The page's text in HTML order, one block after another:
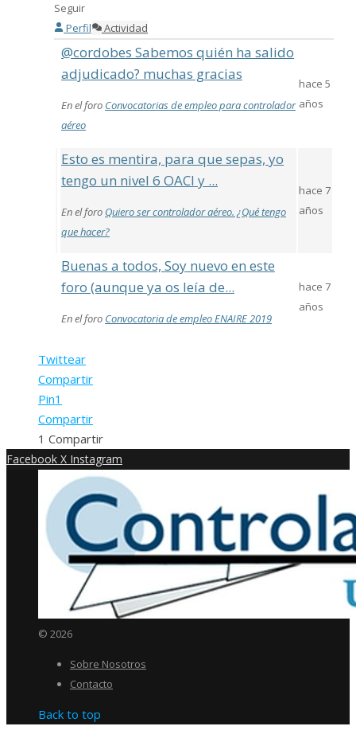
Seguir
Perfil
Actividad
@cordobes Sabemos quién ha salido
adjudicado? muchas gracias
En el foro Convocatorias de empleo para controlador
aéreo
hace 5
años
Esto es mentira, para que sepas, yo
tengo un nivel 6 OACI y ...
En el foro Quiero ser controlador aéreo. ¿Qué tengo
que hacer?
hace 7
años
Buenas a todos, Soy nuevo en este
foro (aunque ya os leía de...
En el foro Convocatoria de empleo ENAIRE 2019
hace 7
años
Twittear
Compartir
Pin1
Compartir
1 Compartir
Facebook X Instagram
© 2026
Sobre Nosotros
Contacto
Back to top